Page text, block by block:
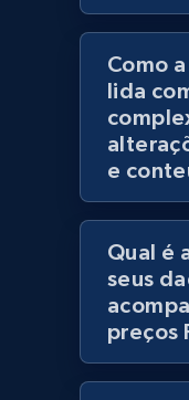
1.1K+
Lazada -
URL, Title,
price, Currency,
991+
Lazada -
keyword
Como
lida
e
Qual é
seus
preços